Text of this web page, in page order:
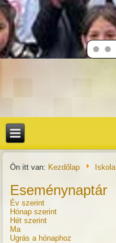
Ön itt van: Kezdőlap Iskola
Eseménynaptár
Év szerint
Hónap szerint
Hét szerint
Ma
Ugrás a hónaphoz